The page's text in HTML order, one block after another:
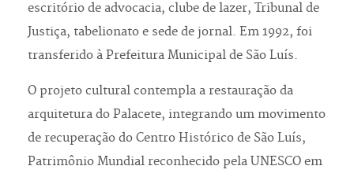
escritório de advocacia, clube de lazer, Tribunal de
Justiça, tabelionato e sede de jornal. Em 1992, foi
transferido à Prefeitura Municipal de São Luís.
O projeto cultural contempla a restauração da
arquitetura do Palacete, integrando um movimento
de recuperação do Centro Histórico de São Luís,
Patrimônio Mundial reconhecido pela UNESCO em